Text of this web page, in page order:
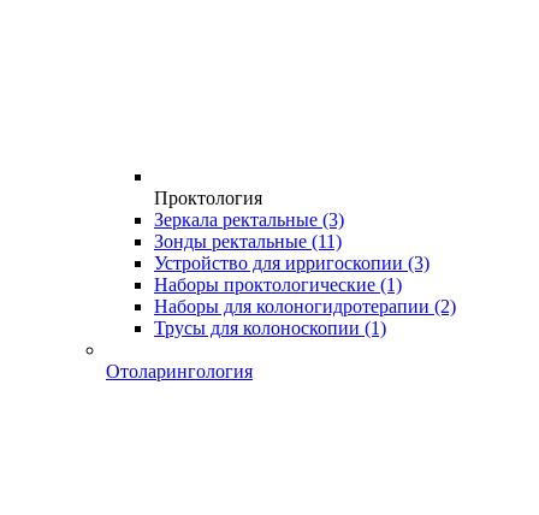
Проктология
Зеркала ректальные (3)
Зонды ректальные (11)
Устройство для ирригоскопии (3)
Наборы проктологические (1)
Наборы для колоногидротерапии (2)
Трусы для колоноскопии (1)
Отоларингология